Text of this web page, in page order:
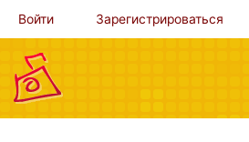
Войти Зарегистрироваться